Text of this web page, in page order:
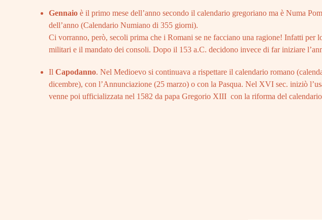
Gennaio è il primo mese dell’anno secondo il calendario gregoriano ma è Numa
dell’anno (Calendario Numiano di 355 giorni).
Ci vorranno, però, secoli prima che i Romani se ne facciano una ragione! Infatti
militari e il mandato dei consoli. Dopo il 153 a.C. decidono invece di far iniziare
Il Capodanno. Nel Medioevo si continuava a rispettare il calendario romano
dicembre), con l’Annunciazione (25 marzo) o con la Pasqua. Nel XVI sec. iniziò
venne poi ufficializzata nel 1582 da papa Gregorio XIII con la riforma del